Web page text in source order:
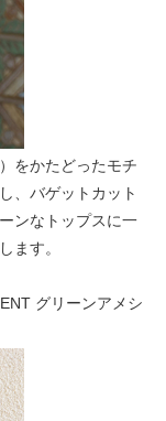
をかたどったモチ
、バゲットカット
ンなトップスに一
ます。
グリーンアメシ